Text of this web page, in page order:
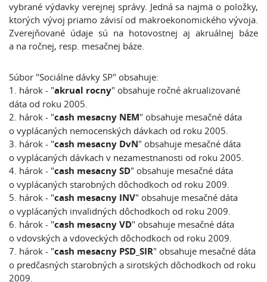
vybrané výdavky verejnej správy. Jedná sa najmä o položky,
ktorých vývoj priamo závisí od makroekonomického vývoja.
Zverejňované údaje sú na hotovostnej aj akruálnej báze
a na ročnej, resp. mesačnej báze.
Súbor "Sociálne dávky SP" obsahuje:
1. hárok - "akrual rocny" obsahuje ročné akrualizované
dáta od roku 2005.
2. hárok - "cash mesacny NEM" obsahuje mesačné dáta
o vyplácaných nemocenských dávkach od roku 2005.
3. hárok - "cash mesacny DvN" obsahuje mesačné dáta
o vyplácaných dávkach v nezamestnanosti od roku 2005.
4. hárok - "cash mesacny SD" obsahuje mesačné dáta
o vyplácaných starobných dôchodkoch od roku 2009.
5. hárok - "cash mesacny INV" obsahuje mesačné dáta
o vyplácaných invalidných dôchodkoch od roku 2009.
6. hárok - "cash mesacny VD" obsahuje mesačné dáta
o vdovských a vdoveckých dôchodkoch od roku 2009.
7. hárok - "cash mesacny PSD_SIR" obsahuje mesačné dáta
o predčasných starobných a sirotských dôchodkoch od roku
2009.